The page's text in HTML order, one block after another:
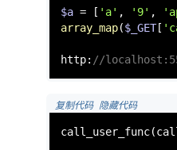
$a = [ 'a' , '9' ,
array_map($_GET[
http: //
复制代码 隐藏代码